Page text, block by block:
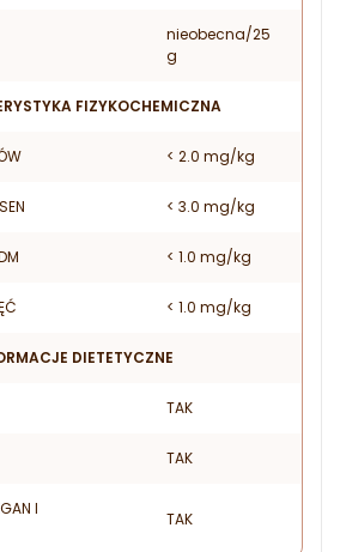
nieobecna/25
g
FIZYKOCHEMICZNA
< 2.0 mg/kg
< 3.0 mg/kg
< 1.0 mg/kg
< 1.0 mg/kg
DIETETYCZNE
TAK
TAK
I
TAK